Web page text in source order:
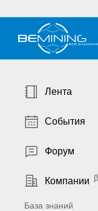
Лента
События
Форум
Компании
База знаний